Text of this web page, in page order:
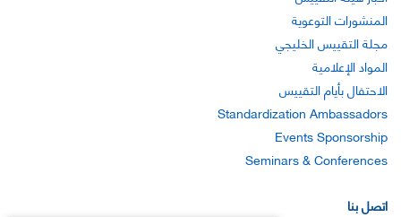
المنشورات التوعوية
مجلة التقييس الخليجي
المواد الإعلامية
الاحتفال بأيام التقييس
Standardization Ambassadors
Events Sponsorship
Seminars & Conferences
اتصل بنا